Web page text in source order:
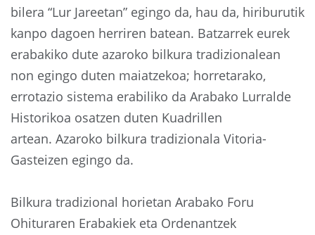
bilera “Lur Jareetan” egingo da, hau da, hiriburutik
kanpo dagoen herriren batean. Batzarrek eurek
erabakiko dute azaroko bilkura tradizionalean
non egingo duten maiatzekoa; horretarako,
errotazio sistema erabiliko da Arabako Lurralde
Historikoa osatzen duten Kuadrillen
artean. Azaroko bilkura tradizionala Vitoria-
Gasteizen egingo da.
Bilkura tradizional horietan Arabako Foru
Ohituraren Erabakiek eta Ordenantzek